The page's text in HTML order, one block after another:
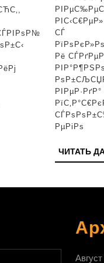
СЃ
Рё
РµРіРѕ
ЧИТАТЬ